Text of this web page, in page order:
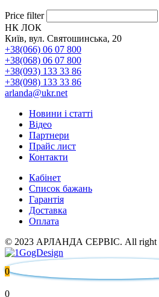
Price filter
НК ЛОК
Київ, вул. Святошинська, 20
+38(066) 06 07 800
+38(068) 06 07 800
+38(093) 133 33 86
+38(098) 133 33 86
arlanda@ukr.net
Новини і статті
Відео
Партнери
Прайс лист
Контакти
Кабінет
Список бажань
Гарантія
Доставка
Оплата
© 2023 АРЛАНДА СЕРВІС. All right
0
0